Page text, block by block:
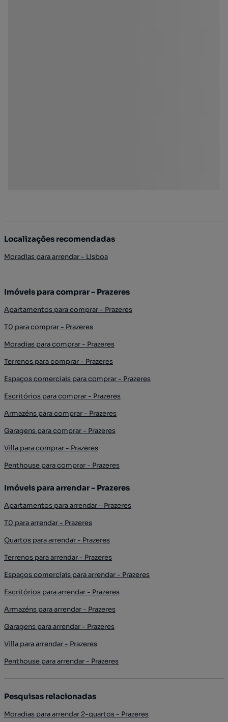
Localizações recomendadas
Moradias para arrendar - Lisboa
Imóveis para comprar - Prazeres
Apartamentos para comprar - Prazeres
T0 para comprar - Prazeres
Moradias para comprar - Prazeres
Terrenos para comprar - Prazeres
Espaços comerciais para comprar - Prazeres
Escritórios para comprar - Prazeres
Armazéns para comprar - Prazeres
Garagens para comprar - Prazeres
Villa para comprar - Prazeres
Penthouse para comprar - Prazeres
Imóveis para arrendar - Prazeres
Apartamentos para arrendar - Prazeres
T0 para arrendar - Prazeres
Quartos para arrendar - Prazeres
Terrenos para arrendar - Prazeres
Espaços comerciais para arrendar - Prazeres
Escritórios para arrendar - Prazeres
Armazéns para arrendar - Prazeres
Garagens para arrendar - Prazeres
Villa para arrendar - Prazeres
Penthouse para arrendar - Prazeres
Pesquisas relacionadas
Moradias para arrendar 2-quartos - Prazeres